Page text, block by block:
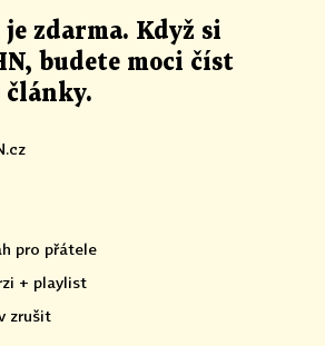
je zdarma. Když si
budete moci číst
články.
pro přátele
+ playlist
zrušit